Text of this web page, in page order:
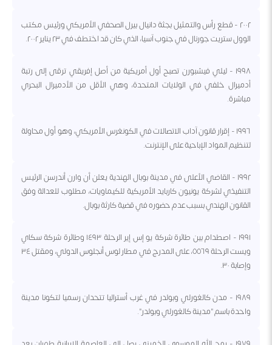
٢٠٠٢ - قطع رأس والتمثيل بجثة دانيال بيرل الصحفي الأمريكي ورئيس مكتب
الوول ستريت جورنال في جنوب آسيا، الذي كان قد اختطف في ٢٣ يناير ٢٠٠٢.
١٩٩٨ - ليلي فيشبورن تصبح أول أمريكية من أصل إفريقي ترقى إلى رتبة
أدميرال خلفي في الولايات المتحدة، وهي الأقل من الأدميرال البحري
مباشرة.
١٩٩٦ - إقرار قانون آداب الاتصالات في الكونغرس الأمريكي، وهو أول محاولة
لتنظيم المواد الإباحية على الإنترنت.
١٩٩٢ - القاضي الأعلى في مدينة بوبال الهندية يعلن أن وارن أندرسن الرئيس
التنفيذي لشركة يونيون كاربايد الأمريكية للكيماويات، مطلوب للعدالة وفق
القانون الهندي بسبب عدم حضوره في قضية كارثة بوبال.
١٩٩١ - اصطدام بين طائرة شركة يو إس إير الرحلة ١٤٩٣ وطائرة شركة سكاي
ويست الرحلة ٥٥٦٩، على المدرج في مطار لوس أنجلوس الدولي، ومقتل ٣٤
وإصابة ٣٠.
١٩٨٩ - مدن كالغورلي وبولدر في غرب أستراليا تتحدان رسميا لتكونا مدينة
واحدة باسم "مدينة كالغورلي وبولدر".